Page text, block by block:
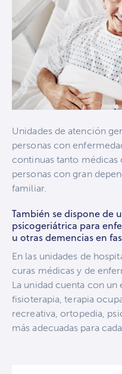
Unidades de atención
personas con
continuas tanto médicas
personas con gran
familiar.
También se dispone de
psicogeriátrica para
u otras demencias en
En las unidades de
curas médicas y de
La unidad cuenta con
fisioterapia, terapia
recreativa, ortopedia,
más adecuadas para